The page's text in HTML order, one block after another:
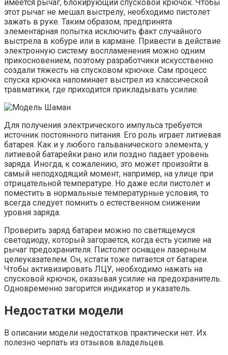
имеется рычаг, блокирующий спусковой крючок. Чтобы
этот рычаг не мешал выстрелу, необходимо пистолет
зажать в руке. Таким образом, предпринята
элементарная попытка исключить факт случайного
выстрела в кобуре или в кармане. Привести в действие
электронную систему воспламенения можно одним
прикосновением, поэтому разработчики искусственно
создали тяжесть на спусковом крючке. Сам процесс
спуска крючка напоминает выстрел из классической
травматики, где приходится прикладывать усилие.
Для получения электрического импульса требуется
источник постоянного питания. Его роль играет литиевая
батарея. Как и у любого гальванического элемента, у
литиевой батарейки рано или поздно падает уровень
заряда. Иногда, к сожалению, это может произойти в
самый неподходящий момент, например, на улице при
отрицательной температуре. Но даже если пистолет и
поместить в нормальные температурные условия, то
всегда следует помнить о естественном снижении
уровня заряда.
Проверить заряд батареи можно по светящемуся
светодиоду, который загорается, когда есть усилие на
рычаг предохранителя. Пистолет оснащен лазерным
целеуказателем. Он, кстати тоже питается от батареи.
Чтобы активизировать ЛЦУ, необходимо нажать на
спусковой крючок, оказывая усилие на предохранитель.
Одновременно загорится индикатор и указатель.
Недостатки модели
В описании модели недостатков практически нет. Их
полезно черпать из отзывов владельцев.